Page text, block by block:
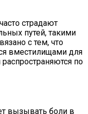
страдают
путей, такими
с тем, что
вместилищами для
по
вызывать боли в